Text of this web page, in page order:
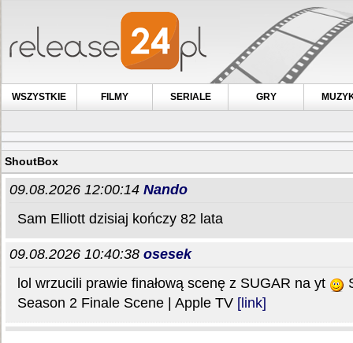
WSZYSTKIE FILMY SERIALE GRY
ShoutBox